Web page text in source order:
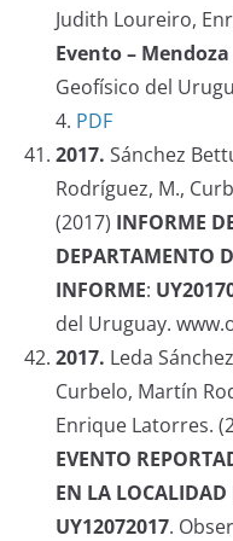
Judith Loureiro,
Evento –
Geofísico del
4. PDF
2017. Sánchez
Rodríguez, M.,
(2017) INFORME
DEPARTAMENTO
INFORME:
del Uruguay.
2017. Leda
Curbelo, Martín
Enrique Latorres.
EVENTO
EN LA
UY12072017.